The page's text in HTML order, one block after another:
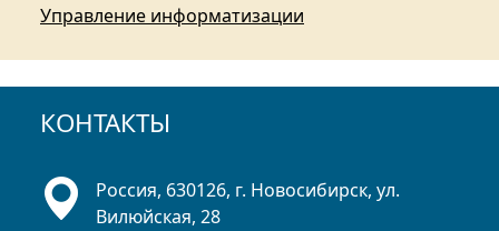
Управление информатизации
КОНТАКТЫ
Россия, 630126, г. Новосибирск, ул.
Вилюйская, 28